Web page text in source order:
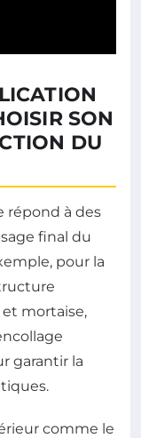
SON
DU
répond à des
final du
pour la
et mortaise,
garantir la
comme le